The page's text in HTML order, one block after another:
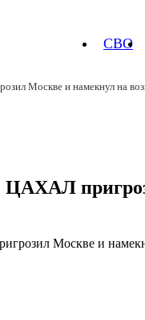
СВО
Москве и намекнул на
ЦАХАЛ